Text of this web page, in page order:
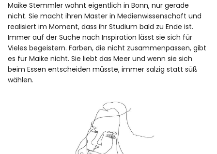
Generation XYZ
Über uns
Maike Stemmler wohnt eigentlich in Bonn, nur gerade
nicht. Sie macht ihren Master in Medienwissenschaft und
realisiert im Moment, dass ihr Studium bald zu Ende ist.
Immer auf der Suche nach Inspiration lässt sie sich für
Vieles begeistern. Farben, die nicht zusammenpassen, gibt
es für Maike nicht. Sie liebt das Meer und wenn sie sich
beim Essen entscheiden müsste, immer salzig statt süß
wählen.